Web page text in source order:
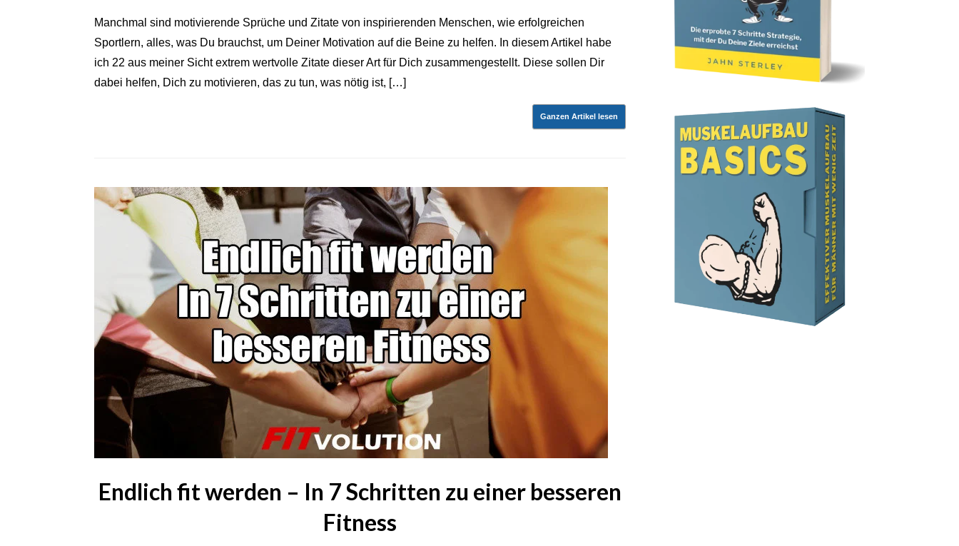
Manchmal sind motivierende Sprüche und Zitate von inspirierenden Menschen, wie erfolgreichen
Sportlern, alles, was Du brauchst, um Deiner Motivation auf die Beine zu helfen. In diesem Artikel habe
ich 22 aus meiner Sicht extrem wertvolle Zitate dieser Art für Dich zusammengestellt. Diese sollen Dir
dabei helfen, Dich zu motivieren, das zu tun, was nötig ist, […]
Ganzen Artikel lesen
Endlich fit werden – In 7 Schritten zu einer besseren
Fitness